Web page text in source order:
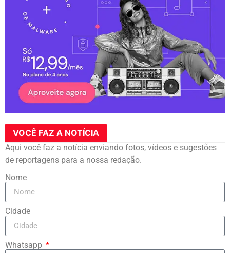
VOCÊ FAZ A NOTÍCIA
Aqui você faz a notícia enviando fotos, vídeos e sugestões
de reportagens para a nossa redação.
Nome
Cidade
Whatsapp